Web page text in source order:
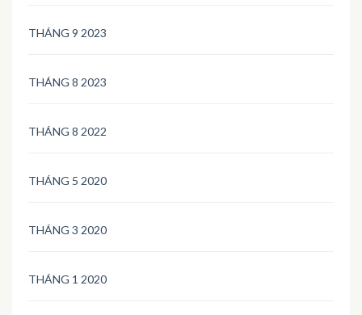
THÁNG 9 2023
THÁNG 8 2023
THÁNG 8 2022
THÁNG 5 2020
THÁNG 3 2020
THÁNG 1 2020